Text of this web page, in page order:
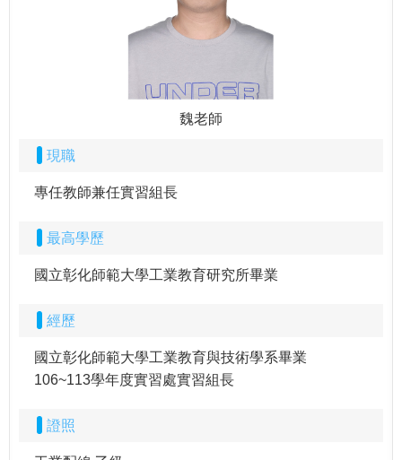
魏老師
現職
專任教師兼任實習組長
最高學歷
國立彰化師範大學工業教育研究所畢業
經歷
國立彰化師範大學工業教育與技術學系畢業
106~113學年度實習處實習組長
證照